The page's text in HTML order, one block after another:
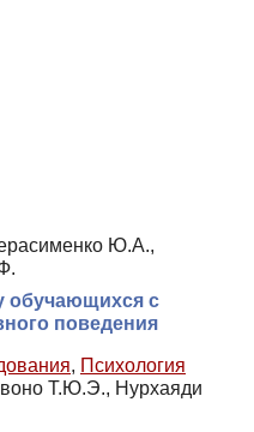
Ю.А.,
обучающихся с
поведения
, Психология
Т.Ю.Э., Нурхаяди